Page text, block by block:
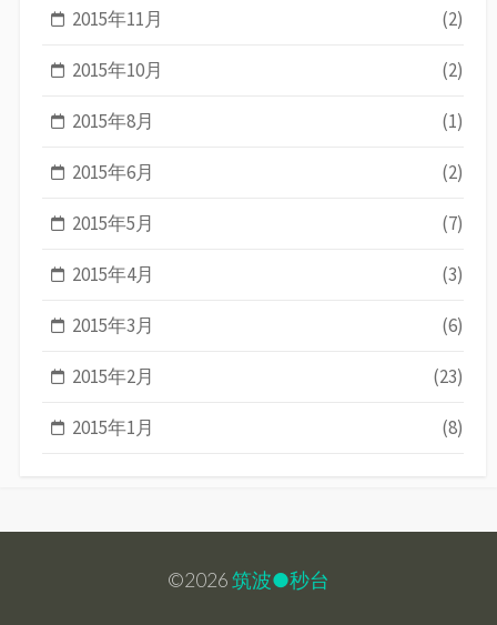
2015年11月 (2)
2015年10月 (2)
2015年8月 (1)
2015年6月 (2)
2015年5月 (7)
2015年4月 (3)
2015年3月 (6)
2015年2月 (23)
2015年1月 (8)
©2026筑波●秒台